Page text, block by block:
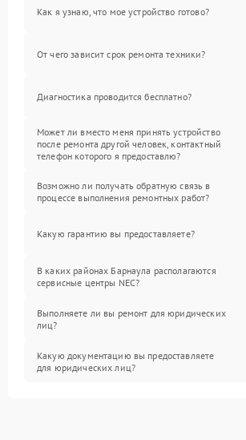
Как я узнаю, что мое устройство готово?
От чего зависит срок ремонта техники?
Диагностика проводится бесплатно?
Может ли вместо меня принять устройство
после ремонта другой человек, контактный
телефон которого я предоставлю?
Возможно ли получать обратную связь в
процессе выполнения ремонтных работ?
Какую гарантию вы предоставляете?
В каких районах Барнаула располагаются
сервисные центры NEC?
Выполняете ли вы ремонт для юридических
лиц?
Какую документацию вы предоставляете
для юридических лиц?